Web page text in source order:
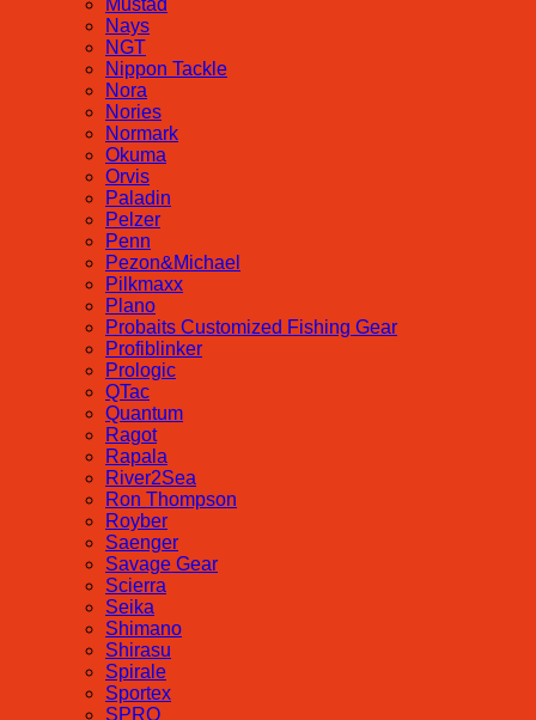
Mustad
Nays
NGT
Nippon Tackle
Nora
Nories
Normark
Okuma
Orvis
Paladin
Pelzer
Penn
Pezon&Michael
Pilkmaxx
Plano
Probaits Customized Fishing Gear
Profiblinker
Prologic
QTac
Quantum
Ragot
Rapala
River2Sea
Ron Thompson
Royber
Saenger
Savage Gear
Scierra
Seika
Shimano
Shirasu
Spirale
Sportex
SPRO